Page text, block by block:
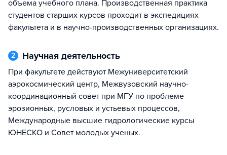
объема учебного плана. Производственная практика
студентов старших курсов проходит в экспедициях
факультета и в научно-производственных организациях.
2 Научная деятельность
При факультете действуют Межуниверситетский
аэрокосмический центр, Межвузовский научно-
координационный совет при МГУ по проблеме
эрозионных, русловых и устьевых процессов,
Международные высшие гидрологические курсы
ЮНЕСКО и Совет молодых ученых.